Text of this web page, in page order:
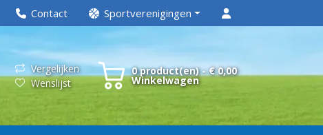
Contact Sportverenigingen
Vergelijken
Wenslijst
Winkelwagen
0 product(en) - € 0,00